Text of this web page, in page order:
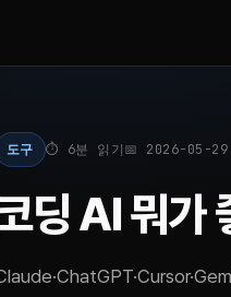
도구 ⏱ 6분 읽기📅 2026-05-29
딩 AI 뭐가